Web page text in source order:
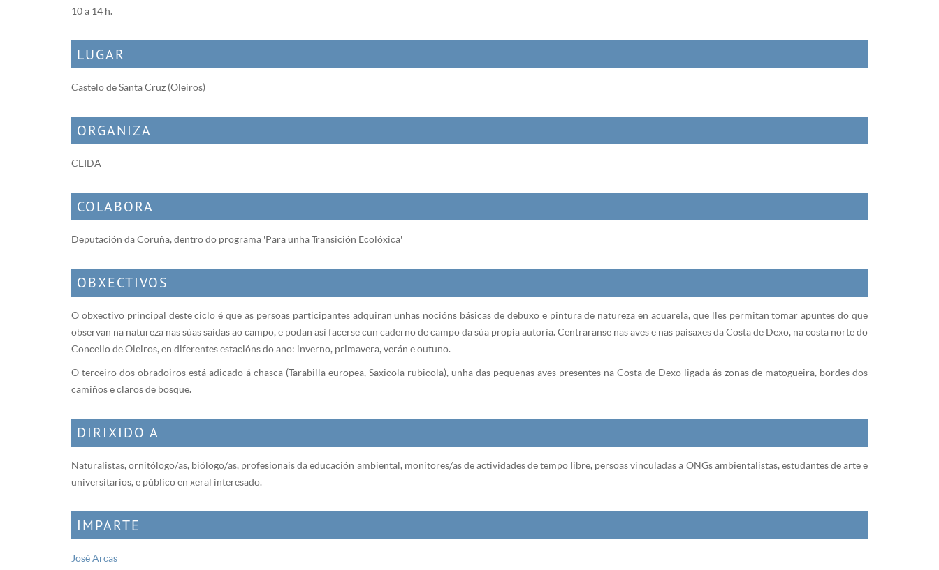
10 a 14 h.
LUGAR
Castelo de Santa Cruz (Oleiros)
ORGANIZA
CEIDA
COLABORA
Deputación da Coruña, dentro do programa 'Para unha Transición Ecolóxica'
OBXECTIVOS
O obxectivo principal deste ciclo é que as persoas participantes adquiran unhas nocións básicas de debuxo e pintura de natureza en acuarela, que lles permitan tomar apuntes do que
observan na natureza nas súas saídas ao campo, e podan así facerse cun caderno de campo da súa propia autoría. Centraranse nas aves e nas paisaxes da Costa de Dexo, na costa norte do
Concello de Oleiros, en diferentes estacións do ano: inverno, primavera, verán e outuno.
O terceiro dos obradoiros está adicado á chasca (Tarabilla europea, Saxicola rubicola), unha das pequenas aves presentes na Costa de Dexo ligada ás zonas de matogueira, bordes dos
camiños e claros de bosque.
DIRIXIDO A
Naturalistas, ornitólogo/as, biólogo/as, profesionais da educación ambiental, monitores/as de actividades de tempo libre, persoas vinculadas a ONGs ambientalistas, estudantes de arte e
universitarios, e público en xeral interesado.
IMPARTE
José Arcas